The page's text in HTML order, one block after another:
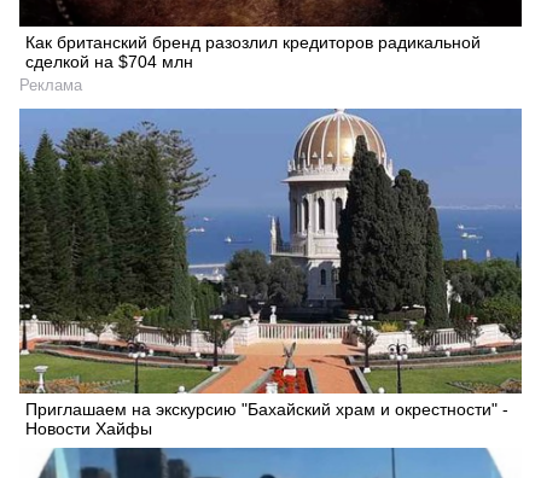
Как британский бренд разозлил кредиторов радикальной
сделкой на $704 млн
Реклама
Приглашаем на экскурсию "Бахайский храм и окрестности" -
Новости Хайфы